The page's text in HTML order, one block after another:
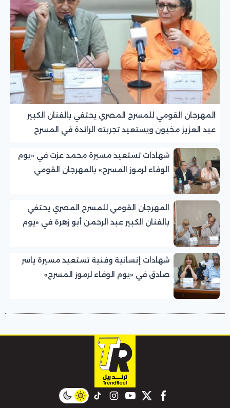
المهرجان القومي للمسرح المصري يحتفي بالفنان الكبير
عبد العزيز مخيون ويستعيد تجربته الرائدة في المسرح
شهادات تستعيد مسيرة محمد عزت في «يوم
الوفاء لرموز المسرح» بالمهرجان القومي
المهرجان القومي للمسرح المصري يحتفي
بالفنان الكبير عبد الرحمن أبو زهرة في «يوم
شهادات إنسانية وفنية تستعيد مسيرة ياسر
صادق في «يوم الوفاء لرموز المسرح»
facebook
twitter
youtube
instagram
tiktok